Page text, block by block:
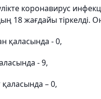
коронавирус
18 жағдайы тіркелді.
қаласында - 0,
- 9,
– 0,